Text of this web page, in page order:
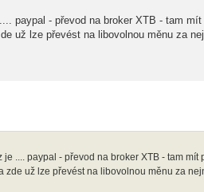
paypal - převod na broker XTB - tam
už lze převést na libovolnou měnu za
.... paypal - převod na broker XTB - tam mít
zde už lze převést na libovolnou měnu za